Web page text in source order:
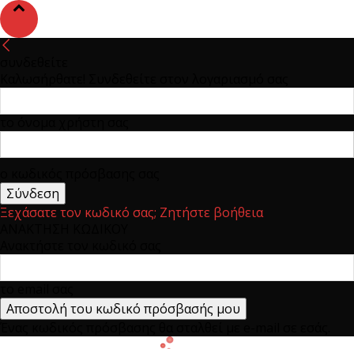
Ξεχάσατε τον κωδικό σας; Ζητήστε βοήθεια